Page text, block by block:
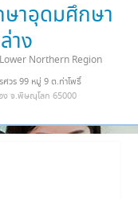
าอุดมศึกษา
าง
Northern Region
ศวร 99 หมู่ 9 ต.ท่าโพธิ์
ง จ.พิษณุโลก 65000